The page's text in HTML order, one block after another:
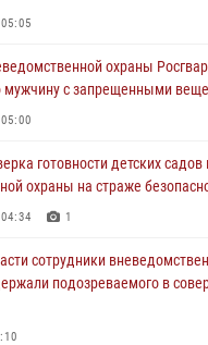
охраны
мужчину с запрещенными
готовности детских
охраны на страже
1
сотрудники
подозреваемого в